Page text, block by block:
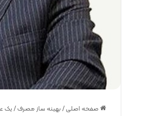
صفحه اصلی / بهینه ساز مصرف / یک